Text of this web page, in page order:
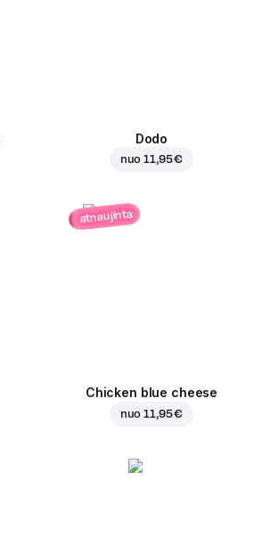
Dodo
nuo11,95 €
atnaujinta
Chicken blue cheese
nuo11,95 €